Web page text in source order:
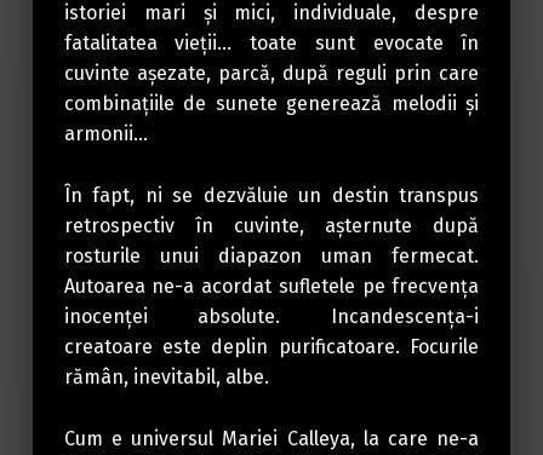
istoriei mari şi mici, individuale, despre
fatalitatea vieţii… toate sunt evocate în
cuvinte aşezate, parcă, după reguli prin care
combinaţiile de sunete generează melodii şi
armonii…
În fapt, ni se dezvăluie un destin transpus
retrospectiv în cuvinte, aşternute după
rosturile unui diapazon uman fermecat.
Autoarea ne-a acordat sufletele pe frecvenţa
inocenţei absolute. Incandescenţa-i
creatoare este deplin purificatoare. Focurile
rămân, inevitabil, albe.
Cum e universul Mariei Calleya, la care ne-a